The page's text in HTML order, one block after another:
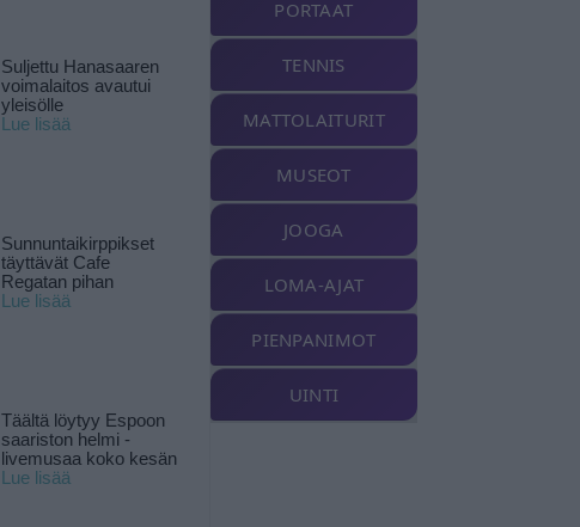
Suljettu Hanasaaren
voimalaitos avautui
yleisölle
Lue lisää
Sunnuntaikirppikset
täyttävät Cafe
Regatan pihan
Lue lisää
Täältä löytyy Espoon
saariston helmi -
livemusaa koko kesän
Lue lisää
PORTAAT
TENNIS
MATTOLAITURIT
MUSEOT
JOOGA
LOMA-AJAT
PIENPANIMOT
UINTI